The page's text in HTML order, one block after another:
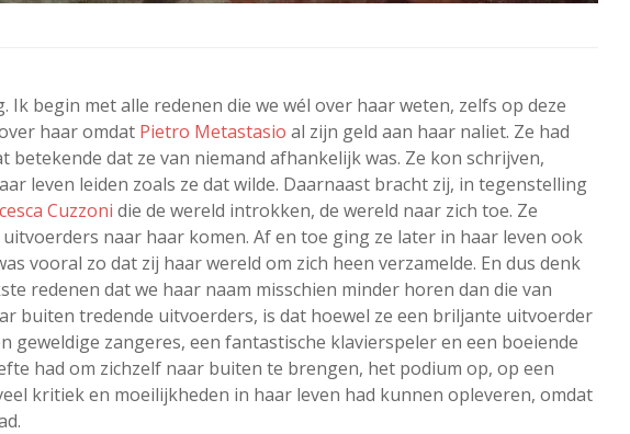
Ik begin met alle redenen die we wél over haar weten, zelfs op deze
haar omdat Pietro Metastasio al zijn geld aan haar naliet. Ze had
betekende dat ze van niemand afhankelijk was. Ze kon schrijven,
leven leiden zoals ze dat wilde. Daarnaast bracht zij, in tegenstelling
Cuzzoni die de wereld introkken, de wereld naar zich toe. Ze
naar haar komen. Af en toe ging ze later in haar leven ook
vooral zo dat zij haar wereld om zich heen verzamelde. En dus denk
redenen dat we haar naam misschien minder horen dan die van
buiten tredende uitvoerders, is dat hoewel ze een briljante uitvoerder
geweldige zangeres, een fantastische klavierspeler en een boeiende
had om zichzelf naar buiten te brengen, het podium op, op een
kritiek en moeilijkheden in haar leven had kunnen opleveren, omdat